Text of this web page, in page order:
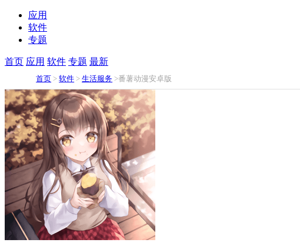
应用
软件
专题
首页 应用 软件 专题 最新
首页 >软件 >生活服务 >番薯动漫安卓版